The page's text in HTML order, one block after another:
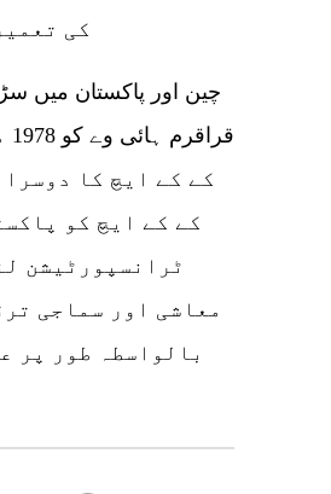
کی
چین اور پاکستان
کے کے ایچ کا
کے کے ایچ کو
ٹرانسپورٹیشن
معاشی اور سماجی
بالواسطہ طور پر